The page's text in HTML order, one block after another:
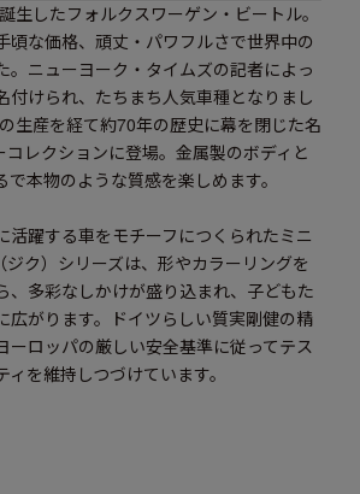
生したフォルクスワーゲン・ビートル。
頃な価格、頑丈・パワフルさで世界中の
。ニューヨーク・タイムズの記者によっ
付けられ、たちまち人気車種となりまし
生産を経て約70年の歴史に幕を閉じた名
レクションに登場。金属製のボディと
で本物のような質感を楽しめます。
活躍する車をモチーフにつくられたミニ
ク）シリーズは、形やカラーリングを
、多彩なしかけが盛り込まれ、子どもた
広がります。ドイツらしい質実剛健の精
ーロッパの厳しい安全基準に従ってテス
ィを維持しつづけています。